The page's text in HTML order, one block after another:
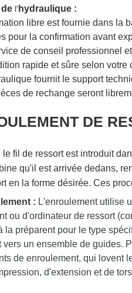
l' hydraulique :
libre est fournie dans la
pour la confirmation avant
de conseil professionnel
rapide et sûre selon
fournit le support
de rechange seront
DE
le fil de ressort est introduit
qu'il est arrivée dedans,
en la forme désirée. Ces
: L'enroulement utilise
ou d'ordinateur de ressort
la préparent pour le type
vers un ensemble de guides.
de enroulement, qui lovent
d'extension et de